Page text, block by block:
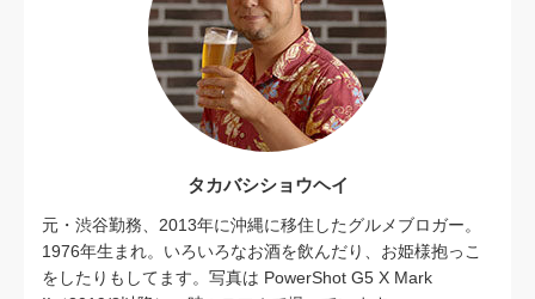
タカバシショウヘイ
元・渋谷勤務、2013年に沖縄に移住したグルメブロガー。
1976年生まれ。いろいろなお酒を飲んだり、お姫様抱っこ
をしたりもしてます。写真は PowerShot G5 X Mark